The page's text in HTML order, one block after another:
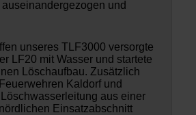
und
unseres TLF3000 versorgte
LF20 mit Wasser und startete
Löschaufbau. Zusätzlich
Kaldorf und
aus einer
Einsatzabschnitt